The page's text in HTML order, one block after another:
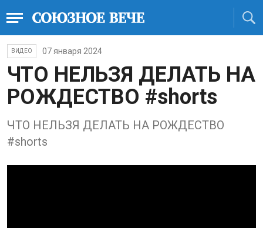
ВИДЕО 07 января 2024
ЧТО НЕЛЬЗЯ ДЕЛАТЬ НА
РОЖДЕСТВО #shorts
ЧТО НЕЛЬЗЯ ДЕЛАТЬ НА РОЖДЕСТВО
#shorts